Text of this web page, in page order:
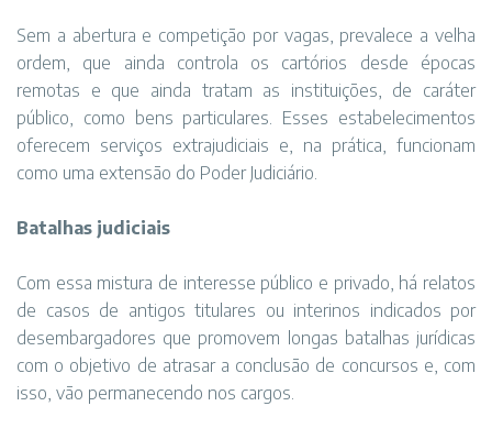
Sem a abertura e competição por vagas, prevalece a velha
ordem, que ainda controla os cartórios desde épocas
remotas e que ainda tratam as instituições, de caráter
público, como bens particulares. Esses estabelecimentos
oferecem serviços extrajudiciais e, na prática, funcionam
como uma extensão do Poder Judiciário.
Batalhas judiciais
Com essa mistura de interesse público e privado, há relatos
de casos de antigos titulares ou interinos indicados por
desembargadores que promovem longas batalhas jurídicas
com o objetivo de atrasar a conclusão de concursos e, com
isso, vão permanecendo nos cargos.